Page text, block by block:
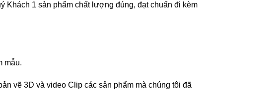
Khách 1 sản phẩm chất lượng đúng, đạt chuẩn đi kèm
mẫu.
vẽ 3D và video Clip các sản phẩm mà chúng tôi đã